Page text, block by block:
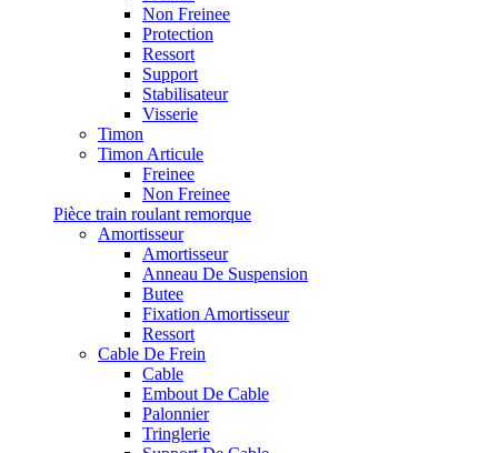
Non Freinee
Protection
Ressort
Support
Stabilisateur
Visserie
Timon
Timon Articule
Freinee
Non Freinee
Pièce train roulant remorque
Amortisseur
Amortisseur
Anneau De Suspension
Butee
Fixation Amortisseur
Ressort
Cable De Frein
Cable
Embout De Cable
Palonnier
Tringlerie